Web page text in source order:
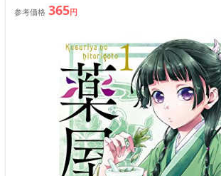
参考価格 365円